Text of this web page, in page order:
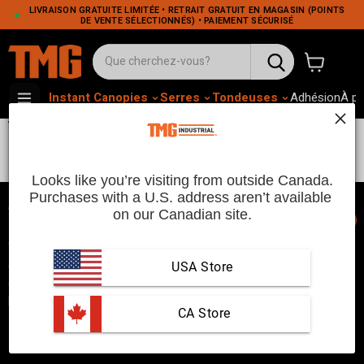
LIVRAISON GRATUITE LIMITÉE • RETRAIT GRATUIT EN MAGASIN (POINTS
DE VENTE SÉLECTIONNÉS) • PAIEMENT SÉCURISÉ
Voir le
Instant Canopies Serres Tondeuses AdhésionÀ
VENTES
TMG Industrial est votre fournisseur de produits industriels de
confiance, avec trois entrepôts de distribution à Seattle, Toronto
et Vancouver. Depuis 2007, nous sommes un choix fiable pour
les clients qui cherchent à accomplir leurs tâches !
Obtenir de l'aide
Looks like you’re visiting from outside Canada.
Purchases with a U.S. address aren’t available
on our Canadian site.
USA Store
CA Store